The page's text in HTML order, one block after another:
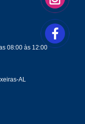
08:00 às 12:00
AL